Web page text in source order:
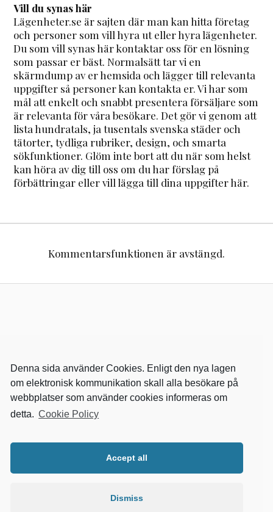
Vill du synas här
Lägenheter.se är sajten där man kan hitta företag
och personer som vill hyra ut eller hyra lägenheter.
Du som vill synas här kontaktar oss för en lösning
som passar er bäst. Normalsätt tar vi en
skärmdump av er hemsida och lägger till relevanta
uppgifter så personer kan kontakta er. Vi har som
mål att enkelt och snabbt presentera försäljare som
är relevanta för våra besökare. Det gör vi genom att
lista hundratals, ja tusentals svenska städer och
tätorter, tydliga rubriker, design, och smarta
sökfunktioner. Glöm inte bort att du när som helst
kan höra av dig till oss om du har förslag på
förbättringar eller vill lägga till dina uppgifter här.
Kommentarsfunktionen är avstängd.
Denna sida använder Cookies. Enligt den nya lagen
om elektronisk kommunikation skall alla besökare på
webbplatser som använder cookies informeras om
detta. Cookie Policy
Accept all
Dismiss